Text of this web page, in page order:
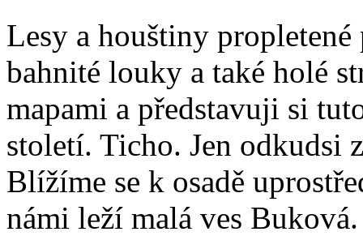
Lesy a houštiny
bahnité louky a také holé
mapami a představuji si
století. Ticho. Jen odkudsi
Blížíme se k osadě
námi leží malá ves Buková.